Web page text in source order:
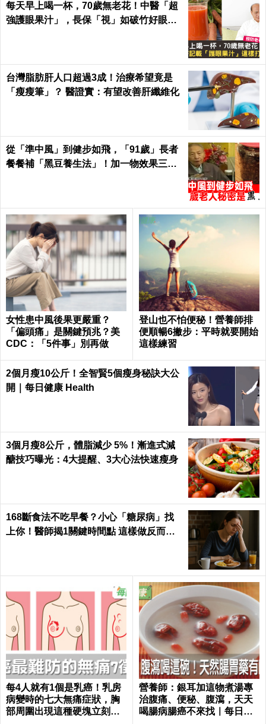
每天早上喝一杯，70歲無老花！中醫「超
強護眼果汁」，長保「視」如破竹好眼力
台灣脂肪肝人口超過3成！治療希望竟是
「瘦瘦筆」？ 醫證實：有望改善肝纖維化
從「準中風」到健步如飛，「91歲」長者
餐餐補「黑豆養生法」！加一物效果三級
女性患中風後果更嚴重？
「偏頭痛」是關鍵預兆？美
CDC：「5件事」別再做
登山也不怕便秘！營養師排
便順暢6撇步：平時就要開始
這樣練習
2個月瘦10公斤！全智賢5個瘦身秘訣大公
開｜每日健康 Health
3個月瘦8公斤，體脂減少 5%！漸進式減
醣技巧曝光：4大提醒、3大心法快速瘦身
168斷食法不吃早餐？小心「糖尿病」找
上你！醫師揭1關鍵時間點 這樣做反而更
每4人就有1個是乳癌！乳房
病變時的七大無痛症狀，胸
部周圍出現這種硬塊立刻就
營養師：銀耳加這物煮湯專
治腹痛、便秘、腹瀉，天天
喝腸病腸癌不來找｜每日健